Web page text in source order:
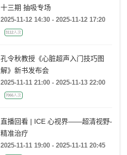
十三期 抽吸专场
2025-11-12 14:30 - 2025-11-12 17:20
3112人次
孔令秋教授《心脏超声入门技巧图
解》新书发布会
2025-11-11 21:00 - 2025-11-13 22:00
7066人次
直播回看 | ICE 心视界——超清视野-
精准治疗
2025-11-11 19:00 - 2025-11-11 20:45